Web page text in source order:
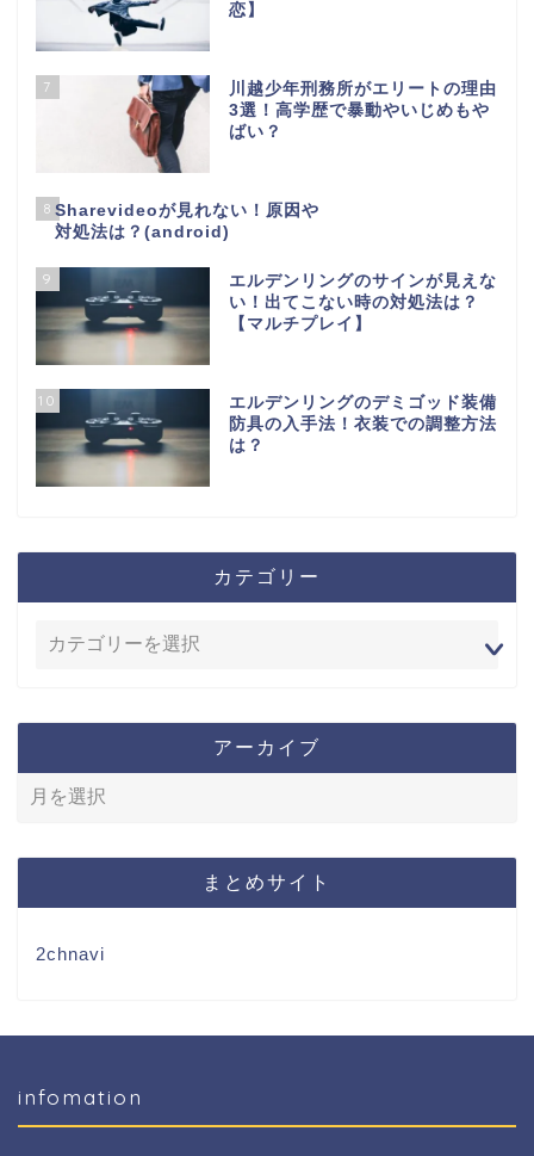
恋】
7
川越少年刑務所がエリートの理由
3選！高学歴で暴動やいじめもや
ばい？
8 Sharevideoが見れない！原因や
対処法は？(android)
9
エルデンリングのサインが見えな
い！出てこない時の対処法は？
【マルチプレイ】
10
エルデンリングのデミゴッド装備
防具の入手法！衣装での調整方法
は？
カテゴリー
アーカイブ
まとめサイト
2chnavi
infomation